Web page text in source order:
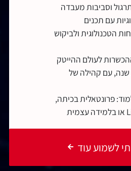
וסביבות מעבדה
עם תכנים
הטכנולוגית ולביקוש
לעולם ההייטק
והטכנולוגיה כבר 30 שנה, עם קהילה של
פרונטאלית בכיתה,
לשמוע עוד